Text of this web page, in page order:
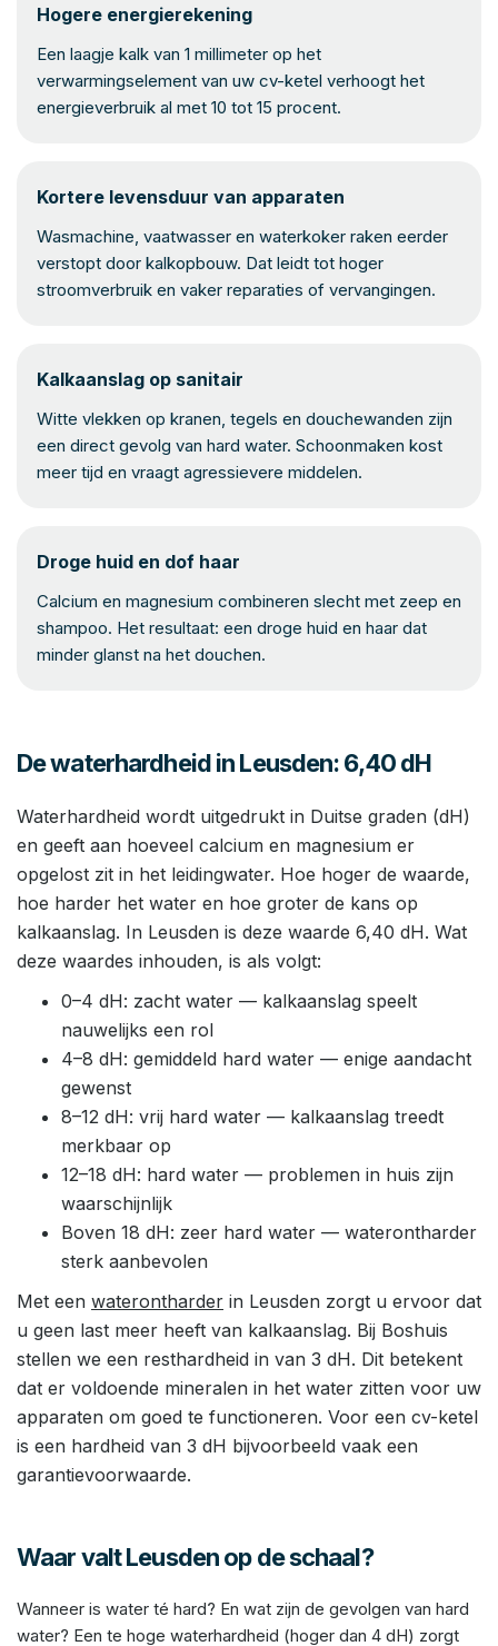
Hogere energierekening
Een laagje kalk van 1 millimeter op het
verwarmingselement van uw cv-ketel verhoogt het
energieverbruik al met 10 tot 15 procent.
Kortere levensduur van apparaten
Wasmachine, vaatwasser en waterkoker raken eerder
verstopt door kalkopbouw. Dat leidt tot hoger
stroomverbruik en vaker reparaties of vervangingen.
Kalkaanslag op sanitair
Witte vlekken op kranen, tegels en douchewanden zijn
een direct gevolg van hard water. Schoonmaken kost
meer tijd en vraagt agressievere middelen.
Droge huid en dof haar
Calcium en magnesium combineren slecht met zeep en
shampoo. Het resultaat: een droge huid en haar dat
minder glanst na het douchen.
De waterhardheid in Leusden: 6,40 dH
Waterhardheid wordt uitgedrukt in Duitse graden (dH)
en geeft aan hoeveel calcium en magnesium er
opgelost zit in het leidingwater. Hoe hoger de waarde,
hoe harder het water en hoe groter de kans op
kalkaanslag. In Leusden is deze waarde 6,40 dH. Wat
deze waardes inhouden, is als volgt:
0–4 dH: zacht water — kalkaanslag speelt
nauwelijks een rol
4–8 dH: gemiddeld hard water — enige aandacht
gewenst
8–12 dH: vrij hard water — kalkaanslag treedt
merkbaar op
12–18 dH: hard water — problemen in huis zijn
waarschijnlijk
Boven 18 dH: zeer hard water — waterontharder
sterk aanbevolen
Met een waterontharder in Leusden zorgt u ervoor dat
u geen last meer heeft van kalkaanslag. Bij Boshuis
stellen we een resthardheid in van 3 dH. Dit betekent
dat er voldoende mineralen in het water zitten voor uw
apparaten om goed te functioneren. Voor een cv-ketel
is een hardheid van 3 dH bijvoorbeeld vaak een
garantievoorwaarde.
Waar valt Leusden op de schaal?
Wanneer is water té hard? En wat zijn de gevolgen van hard
water? Een te hoge waterhardheid (hoger dan 4 dH) zorgt